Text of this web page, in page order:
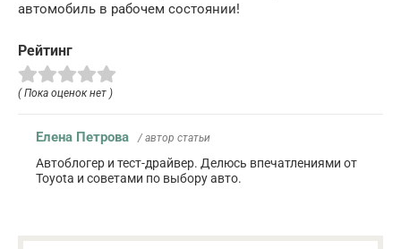
автомобиль в рабочем состоянии!
Рейтинг
( Пока оценок нет )
Елена Петрова / автор статьи
Автоблогер и тест-драйвер. Делюсь впечатлениями от
Toyota и советами по выбору авто.